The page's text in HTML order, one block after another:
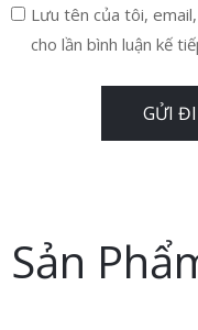
Lưu tên của tôi,
cho lần bình luận kế
Sản